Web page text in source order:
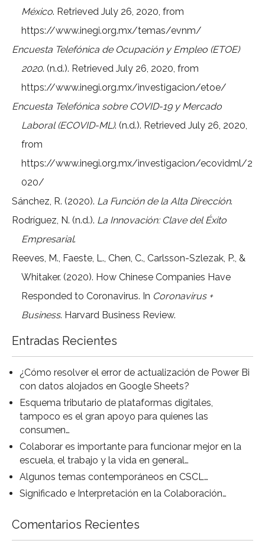
México. Retrieved July 26, 2020, from
https://www.inegi.org.mx/temas/evnm/
Encuesta Telefónica de Ocupación y Empleo (ETOE)
2020. (n.d.). Retrieved July 26, 2020, from
https://www.inegi.org.mx/investigacion/etoe/
Encuesta Telefónica sobre COVID-19 y Mercado
Laboral (ECOVID-ML). (n.d.). Retrieved July 26, 2020,
from
https://www.inegi.org.mx/investigacion/ecovidml/2
020/
Sánchez, R. (2020). La Función de la Alta Dirección.
Rodríguez, N. (n.d.). La Innovación: Clave del Éxito
Empresarial.
Reeves, M., Faeste, L., Chen, C., Carlsson-Szlezak, P., &
Whitaker. (2020). How Chinese Companies Have
Responded to Coronavirus. In Coronavirus +
Business. Harvard Business Review.
Entradas Recientes
¿Cómo resolver el error de actualización de Power Bi
con datos alojados en Google Sheets?
Esquema tributario de plataformas digitales,
tampoco es el gran apoyo para quienes las
consumen…
Colaborar es importante para funcionar mejor en la
escuela, el trabajo y la vida en general…
Algunos temas contemporáneos en CSCL…
Significado e Interpretación en la Colaboración…
Comentarios Recientes